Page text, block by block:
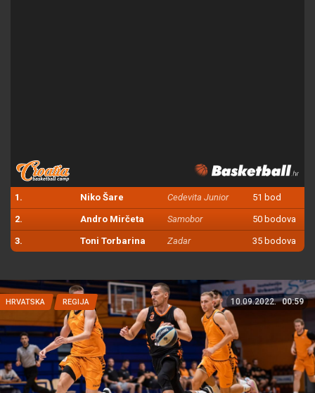
1. Niko Šare Cedevita Junior 51 bod
2. Andro Mirčeta Samobor 50 bodova
3. Toni Torbarina Zadar 35 bodova
HRVATSKA REGIJA 10.09.2022. 00:59